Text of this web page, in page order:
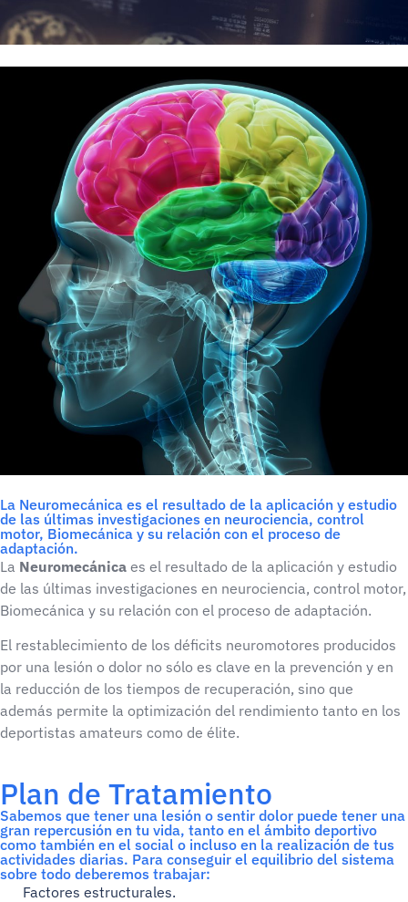
La Neuromecánica es el resultado de la aplicación y estudio
de las últimas investigaciones en neurociencia, control
motor, Biomecánica y su relación con el proceso de
adaptación.
La Neuromecánica es el resultado de la aplicación y estudio
de las últimas investigaciones en neurociencia, control motor,
Biomecánica y su relación con el proceso de adaptación.
El restablecimiento de los déficits neuromotores producidos
por una lesión o dolor no sólo es clave en la prevención y en
la reducción de los tiempos de recuperación, sino que
además permite la optimización del rendimiento tanto en los
deportistas amateurs como de élite.
Plan de Tratamiento
Sabemos que tener una lesión o sentir dolor puede tener una
gran repercusión en tu vida, tanto en el ámbito deportivo
como también en el social o incluso en la realización de tus
actividades diarias. Para conseguir el equilibrio del sistema
sobre todo deberemos trabajar:
Factores estructurales.